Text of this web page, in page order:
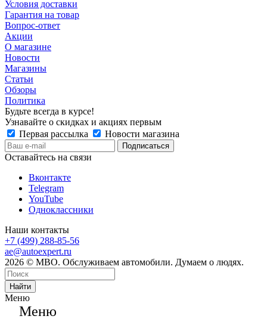
Условия доставки
Гарантия на товар
Вопрос-ответ
Акции
О магазине
Новости
Магазины
Статьи
Обзоры
Политика
Будьте всегда в курсе!
Узнавайте о скидках и акциях первым
Первая рассылка
Новости магазина
Оставайтесь на связи
Вконтакте
Telegram
YouTube
Одноклассники
Наши контакты
+7 (499) 288-85-56
ae@autoexpert.ru
2026 © МВО. Обслуживаем автомобили. Думаем о людях.
Найти
Меню
Меню